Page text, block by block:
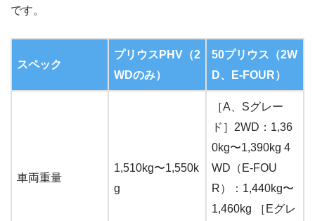
です。
スペック
プリウスPHV（2
WDのみ）
50プリウス（2W
D、E-FOUR）
車両重量
1,510kg〜1,550k
g
［A、Sグレー
ド］2WD：1,36
0kg〜1,390kg 4
WD（E-FOU
R）：1,440kg〜
1,460kg ［Eグレ